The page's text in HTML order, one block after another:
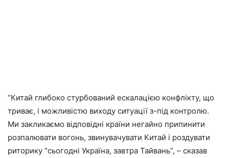
“Китай глибоко стурбований ескалацією конфлікту, що
триває, і можливістю виходу ситуації з-під контролю.
Ми закликаємо відповідні країни негайно припинити
розпалювати вогонь, звинувачувати Китай і роздувати
риторику “сьогодні Україна, завтра Тайвань”, – сказав